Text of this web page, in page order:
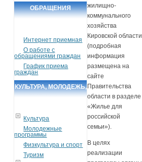
ОБРАЩЕНИЯ
Интернет приемная
О работе с
обращениями граждан
График приема
граждан
КУЛЬТУРА, МОЛОДЕЖЬ,
Культура
Молодежные
программы
Физкультура и спорт
Туризм
жилищно-
коммунального
хозяйства
Кировской области
(подробная
информация
размещена на
сайте
Правительства
области в разделе
«Жилье для
российской
семьи»).
В целях
реализации